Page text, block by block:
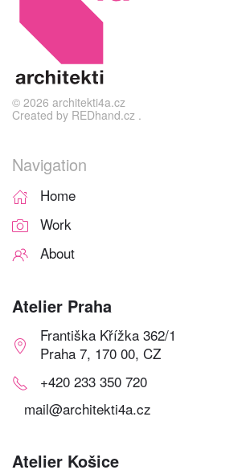
© 2026 architekti4a.cz
Created by REDhand.cz .
Navigation
Home
Work
About
Atelier Praha
Františka Křížka 362/1
Praha 7, 170 00, CZ
+420 233 350 720
mail@architekti4a.cz
Atelier Košice